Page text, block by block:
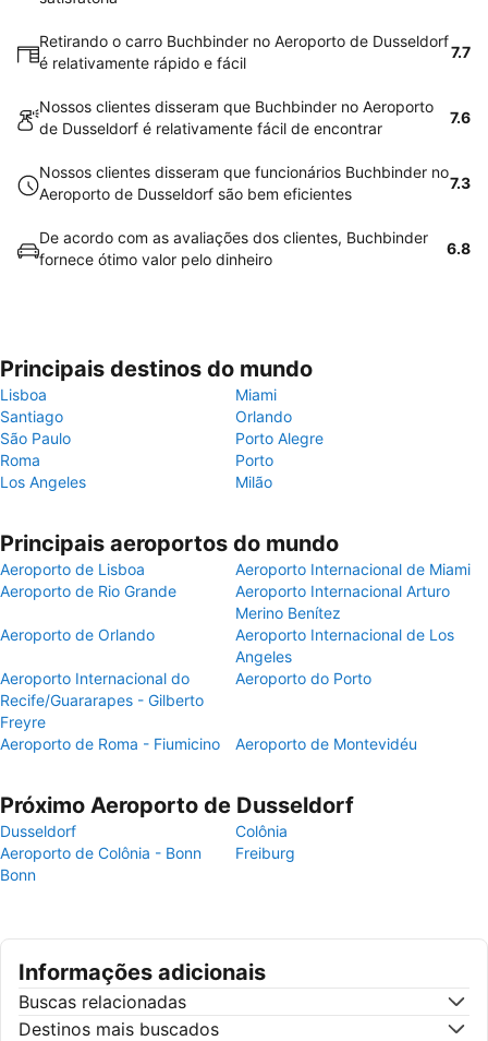
Retirando o carro Buchbinder no Aeroporto de Dusseldorf
é relativamente rápido e fácil
7.7
Nossos clientes disseram que Buchbinder no Aeroporto
de Dusseldorf é relativamente fácil de encontrar
7.6
Nossos clientes disseram que funcionários Buchbinder no
Aeroporto de Dusseldorf são bem eficientes
7.3
De acordo com as avaliações dos clientes, Buchbinder
fornece ótimo valor pelo dinheiro
6.8
Principais destinos do mundo
Lisboa
Miami
Santiago
Orlando
São Paulo
Porto Alegre
Roma
Porto
Los Angeles
Milão
Principais aeroportos do mundo
Aeroporto de Lisboa
Aeroporto Internacional de Miami
Aeroporto de Rio Grande
Aeroporto Internacional Arturo
Merino Benítez
Aeroporto de Orlando
Aeroporto Internacional de Los
Angeles
Aeroporto Internacional do
Recife/Guararapes - Gilberto
Freyre
Aeroporto do Porto
Aeroporto de Roma - Fiumicino Aeroporto de Montevidéu
Próximo Aeroporto de Dusseldorf
Dusseldorf
Colônia
Aeroporto de Colônia - Bonn
Freiburg
Bonn
Informações adicionais
Buscas relacionadas
Destinos mais buscados